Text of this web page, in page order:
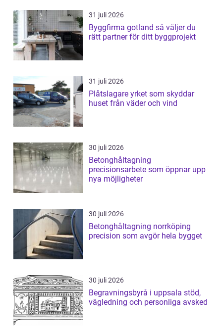
31 juli 2026
Byggfirma gotland så väljer du
rätt partner för ditt byggprojekt
31 juli 2026
Plåtslagare yrket som skyddar
huset från väder och vind
30 juli 2026
Betonghåltagning
precisionsarbete som öppnar upp
nya möjligheter
30 juli 2026
Betonghåltagning norrköping
precision som avgör hela bygget
30 juli 2026
Begravningsbyrå i uppsala stöd,
vägledning och personliga avsked